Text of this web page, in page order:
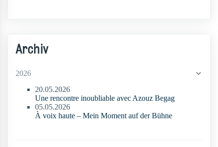
Archiv
2026
20.05.2026
Une rencontre inoubliable avec Azouz Begag
05.05.2026
À voix haute – Mein Moment auf der Bühne